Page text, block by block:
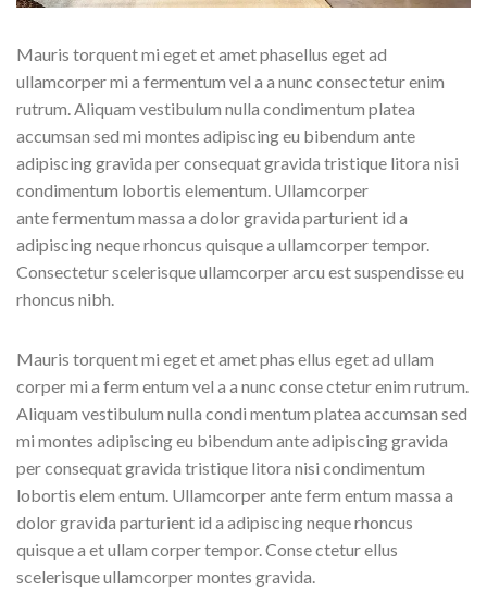
Mauris torquent mi eget et amet phasellus eget ad
ullamcorper mi a fermentum vel a a nunc consectetur enim
rutrum. Aliquam vestibulum nulla condimentum platea
accumsan sed mi montes adipiscing eu bibendum ante
adipiscing gravida per consequat gravida tristique litora nisi
condimentum lobortis elementum. Ullamcorper
ante fermentum massa a dolor gravida parturient id a
adipiscing neque rhoncus quisque a ullamcorper tempor.
Consectetur scelerisque ullamcorper arcu est suspendisse eu
rhoncus nibh.
Mauris torquent mi eget et amet phas ellus eget ad ullam
corper mi a ferm entum vel a a nunc conse ctetur enim rutrum.
Aliquam vestibulum nulla condi mentum platea accumsan sed
mi montes adipiscing eu bibendum ante adipiscing gravida
per consequat gravida tristique litora nisi condimentum
lobortis elem entum. Ullamcorper ante ferm entum massa a
dolor gravida parturient id a adipiscing neque rhoncus
quisque a et ullam corper tempor. Conse ctetur ellus
scelerisque ullamcorper montes gravida.